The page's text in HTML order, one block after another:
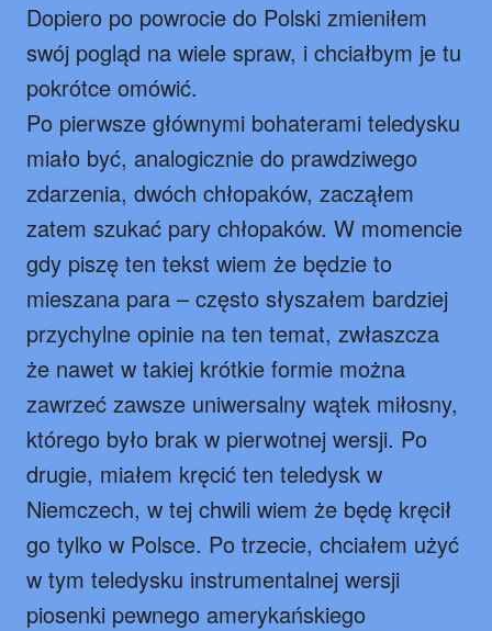
Dopiero po powrocie do Polski zmieniłem
swój pogląd na wiele spraw, i chciałbym je tu
pokrótce omówić.
Po pierwsze głównymi bohaterami teledysku
miało być, analogicznie do prawdziwego
zdarzenia, dwóch chłopaków, zacząłem
zatem szukać pary chłopaków. W momencie
gdy piszę ten tekst wiem że będzie to
mieszana para – często słyszałem bardziej
przychylne opinie na ten temat, zwłaszcza
że nawet w takiej krótkie formie można
zawrzeć zawsze uniwersalny wątek miłosny,
którego było brak w pierwotnej wersji. Po
drugie, miałem kręcić ten teledysk w
Niemczech, w tej chwili wiem że będę kręcił
go tylko w Polsce. Po trzecie, chciałem użyć
w tym teledysku instrumentalnej wersji
piosenki pewnego amerykańskiego